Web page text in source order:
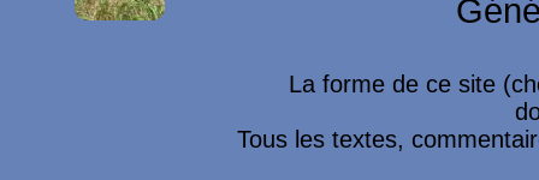
La forme de ce site
Tous les textes,